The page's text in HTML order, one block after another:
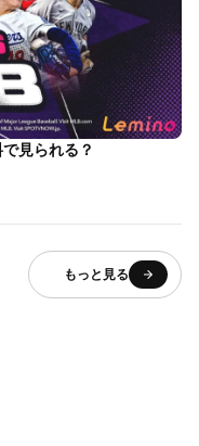
見られる？
もっと見る